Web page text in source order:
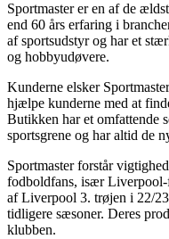
Sportmaster er en af de
end 60 års erfaring i
af sportsudstyr og har et
og hobbyudøvere.
Kunderne elsker
hjælpe kunderne med at
Butikken har et omfattende
sportsgrene og har altid de
Sportmaster forstår
fodboldfans, især
af Liverpool 3. trøjen i 22/
tidligere sæsoner. Deres
klubben.